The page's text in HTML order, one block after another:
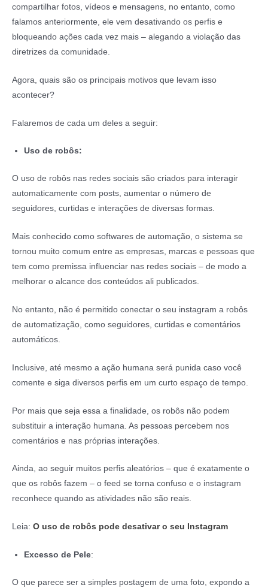
compartilhar fotos, vídeos e mensagens, no entanto, como
falamos anteriormente, ele vem desativando os perfis e
bloqueando ações cada vez mais – alegando a violação das
diretrizes da comunidade.
Agora, quais são os principais motivos que levam isso
acontecer?
Falaremos de cada um deles a seguir:
Uso de robôs:
O uso de robôs nas redes sociais são criados para interagir
automaticamente com posts, aumentar o número de
seguidores, curtidas e interações de diversas formas.
Mais conhecido como softwares de automação, o sistema se
tornou muito comum entre as empresas, marcas e pessoas que
tem como premissa influenciar nas redes sociais – de modo a
melhorar o alcance dos conteúdos ali publicados.
No entanto, não é permitido conectar o seu instagram a robôs
de automatização, como seguidores, curtidas e comentários
automáticos.
Inclusive, até mesmo a ação humana será punida caso você
comente e siga diversos perfis em um curto espaço de tempo.
Por mais que seja essa a finalidade, os robôs não podem
substituir a interação humana. As pessoas percebem nos
comentários e nas próprias interações.
Ainda, ao seguir muitos perfis aleatórios – que é exatamente o
que os robôs fazem – o feed se torna confuso e o instagram
reconhece quando as atividades não são reais.
Leia: O uso de robôs pode desativar o seu Instagram
Excesso de Pele:
O que parece ser a simples postagem de uma foto, expondo a